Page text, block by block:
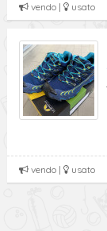
vendo | usato
vendo | usato